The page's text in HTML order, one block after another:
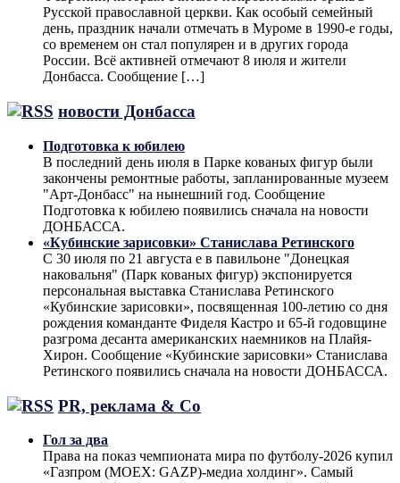
Русской православной церкви. Как особый семейный
день, праздник начали отмечать в Муроме в 1990-е годы,
со временем он стал популярен и в других города
России. Всё активней отмечают 8 июля и жители
Донбасса. Сообщение […]
новости Донбасса
Подготовка к юбилею
В последний день июля в Парке кованых фигур были
закончены ремонтные работы, запланированные музеем
"Арт-Донбасс" на нынешний год. Сообщение
Подготовка к юбилею появились сначала на новости
ДОНБАССА.
«Кубинские зарисовки» Станислава Ретинского
С 30 июля по 21 августа е в павильоне "Донецкая
наковальня" (Парк кованых фигур) экспонируется
персональная выставка Станислава Ретинского
«Кубинские зарисовки», посвященная 100-летию со дня
рождения команданте Фиделя Кастро и 65-й годовщине
разгрома десанта американских наемников на Плайя-
Хирон. Сообщение «Кубинские зарисовки» Станислава
Ретинского появились сначала на новости ДОНБАССА.
PR, реклама & Co
Гол за два
Права на показ чемпионата мира по футболу-2026 купил
«Газпром (MOEX: GAZP)-медиа холдинг». Самый